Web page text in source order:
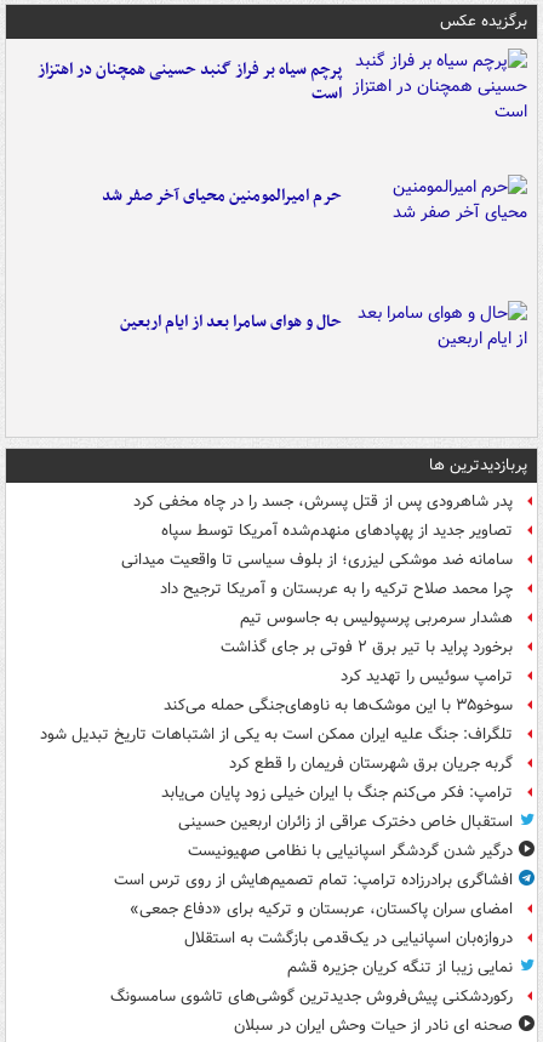
برگزیده عکس
پرچم سیاه بر فراز گنبد حسینی همچنان در اهتزاز
است
حرم امیرالمومنین محیای آخر صفر شد
حال و هوای سامرا بعد از ایام اربعین
پربازدیدترین ها
پدر شاهرودی پس از قتل پسرش، جسد را در چاه مخفی کرد
تصاویر جدید از پهپادهای منهدم‌شده آمریکا توسط سپاه
سامانه ضد موشکی لیزری؛ از بلوف سیاسی تا واقعیت میدانی
چرا محمد صلاح ترکیه را به عربستان و آمریکا ترجیح داد
هشدار سرمربی پرسپولیس به جاسوس تیم
برخورد پراید با تیر برق ۲ فوتی بر جای گذاشت
ترامپ سوئیس را تهدید کرد
سوخو۳۵ با این موشک‌ها به ناوهای‌جنگی حمله می‌کند
تلگراف: جنگ علیه ایران ممکن است به یکی از اشتباهات تاریخ تبدیل شود
گربه جریان برق شهرستان فریمان را قطع کرد
ترامپ: فکر می‌کنم جنگ با ایران خیلی زود پایان می‌یابد
استقبال خاص دخترک عراقی از زائران اربعین حسینی
درگیر شدن گردشگر اسپانیایی با نظامی صهیونیست
افشاگری برادرزاده ترامپ: تمام تصمیم‌هایش از روی ترس است
امضای سران پاکستان، عربستان و ترکیه برای «دفاع جمعی»
دروازه‌بان اسپانیایی در یک‌قدمی بازگشت به استقلال
نمایی زیبا از تنگه کریان جزیره قشم
رکوردشکنی پیش‌فروش جدیدترین گوشی‌های تاشوی سامسونگ
صحنه ای نادر از حیات وحش ایران در سبلان